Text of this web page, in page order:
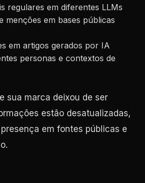
regulares em diferentes LLMs
menções em bases públicas
em artigos gerados por IA
personas e contextos de
sua marca deixou de ser
estão desatualizadas,
em fontes públicas e